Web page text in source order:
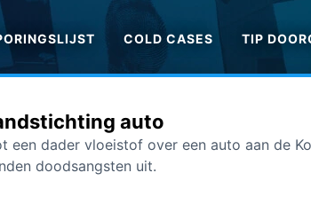
COLD CASES TIP
auto
een dader vloeistof over een auto aan de
doodsangsten uit.